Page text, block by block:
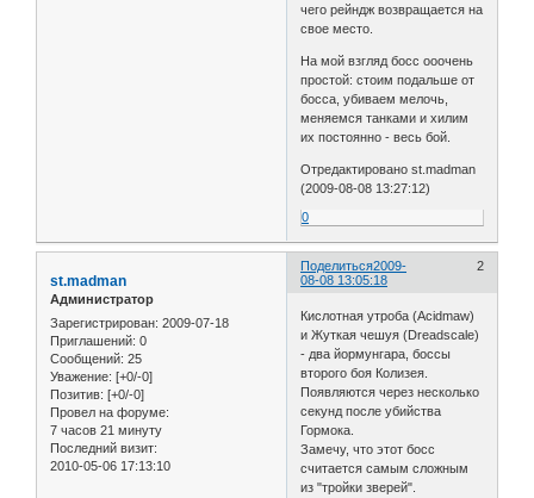
чего рейндж возвращается на
свое место.
На мой взгляд босс ооочень
простой: стоим подальше от
босса, убиваем мелочь,
меняемся танками и хилим
их постоянно - весь бой.
Отредактировано st.madman
(2009-08-08 13:27:12)
0
Поделиться 2
2009-
08-08 13:05:18
st.madman
Администратор
Зарегистрирован: 2009-07-18
Приглашений: 0
Сообщений: 25
Уважение: [+0/-0]
Позитив: [+0/-0]
Провел на форуме:
7 часов 21 минуту
Последний визит:
2010-05-06 17:13:10
Кислотная утроба (Acidmaw)
и Жуткая чешуя (Dreadscale)
- два йормунгара, боссы
второго боя Колизея.
Появляются через несколько
секунд после убийства
Гормока.
Замечу, что этот босс
считается самым сложным
из "тройки зверей".